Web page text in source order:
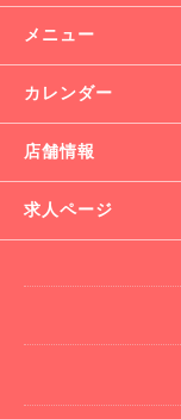
メニュー
カレンダー
店舗情報
求人ページ